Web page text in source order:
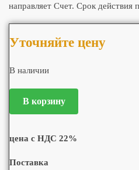
направляет Счет. Срок действия
Уточняйте цену
В наличии
В корзину
цена с НДС 22%
Поставка